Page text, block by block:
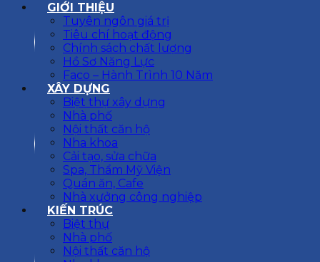
GIỚI THIỆU
Tuyên ngôn giá trị
Tiêu chí hoạt động
Chính sách chất lượng
Hồ Sơ Năng Lực
Faco – Hành Trình 10 Năm
XÂY DỰNG
Biệt thự xây dựng
Nhà phố
Nội thất căn hộ
Nha khoa
Cải tạo, sửa chữa
Spa, Thẩm Mỹ Viện
Quán ăn, Cafe
Nhà xưởng công nghiệp
KIẾN TRÚC
Biệt thự
Nhà phố
Nội thất căn hộ